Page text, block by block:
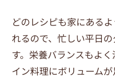
どのレシピも家にある
れるので、忙しい平日
す。栄養バランスもよ
イン料理にボリューム